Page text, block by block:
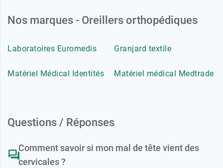
Nos marques - Oreillers orthopédiques
Laboratoires Euromedis Granjard textile
Matériel Médical Identités Matériel médical Medtrade
Questions / Réponses
Comment savoir si mon mal de tête vient des
cervicales ?